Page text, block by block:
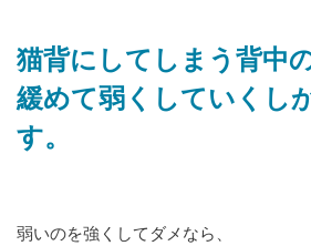
猫背にしてしまう背中
緩めて弱くしていくし
す。
弱いのを強くしてダメなら、